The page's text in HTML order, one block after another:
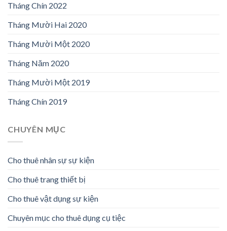
Tháng Chín 2022
Tháng Mười Hai 2020
Tháng Mười Một 2020
Tháng Năm 2020
Tháng Mười Một 2019
Tháng Chín 2019
CHUYÊN MỤC
Cho thuê nhân sự sự kiện
Cho thuê trang thiết bị
Cho thuê vật dụng sự kiện
Chuyên mục cho thuê dụng cụ tiệc